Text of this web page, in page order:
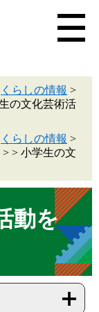
くらしの情報 >
の文化芸術活
くらしの情報 >
> > 小学生の文
動を